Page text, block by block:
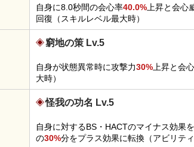
自身に8.0秒間の会心率40.0% 上昇と会心
回復（スキルレベル最大時）
窮地の策 Lv.5
自身が状態異常時に攻撃力30% 上昇と会
大時）
怪我の功名 Lv.5
自身に対するBS・HACTのマイナス効果
の30%分をプラス効果に転換（アビリテ